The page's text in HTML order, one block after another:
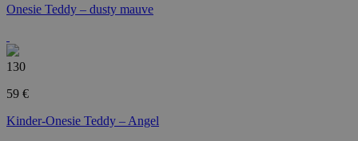
Onesie Teddy – dusty mauve
130
59 €
Kinder-Onesie Teddy – Angel